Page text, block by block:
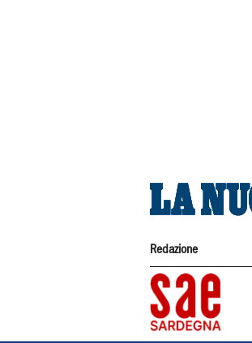
Redazione